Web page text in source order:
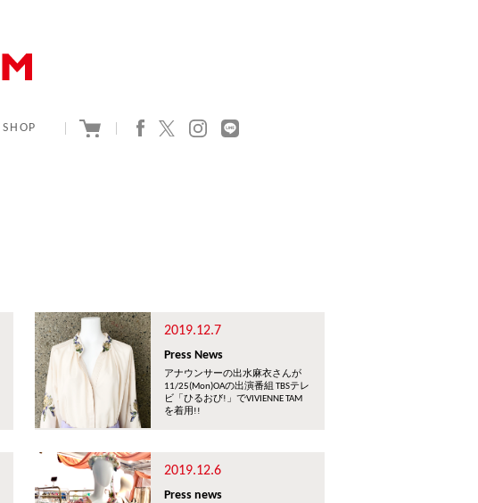
SHOP
2019.12.7
Press News
アナウンサーの出水麻衣さんが
11/25(Mon)OAの出演番組 TBSテレ
ビ「ひるおび!」でVIVIENNE TAM
を着用!!
2019.12.6
Press news